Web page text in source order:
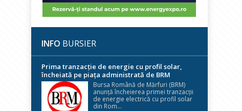
INFO BURSIER
Prima tranzacție de energie cu profil solar,
încheiată pe piața administrată de BRM
Bursa Română de Mărfuri (BRM)
anunță încheierea primei tranzacții
de energie electrică cu profil solar
din Rom...